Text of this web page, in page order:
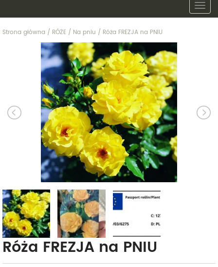
Strona główna / RÓŻE / Na pniu / Róża FREZJA na PNIU
Róża FREZJA na PNIU